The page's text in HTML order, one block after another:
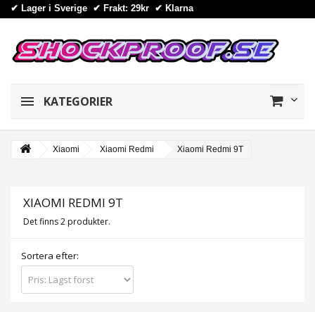
✔ Lager i Sverige ✔ Frakt: 29kr ✔ Klarna
KATEGORIER
Xiaomi Xiaomi Redmi Xiaomi Redmi 9T
XIAOMI REDMI 9T
Det finns 2 produkter.
Sortera efter: